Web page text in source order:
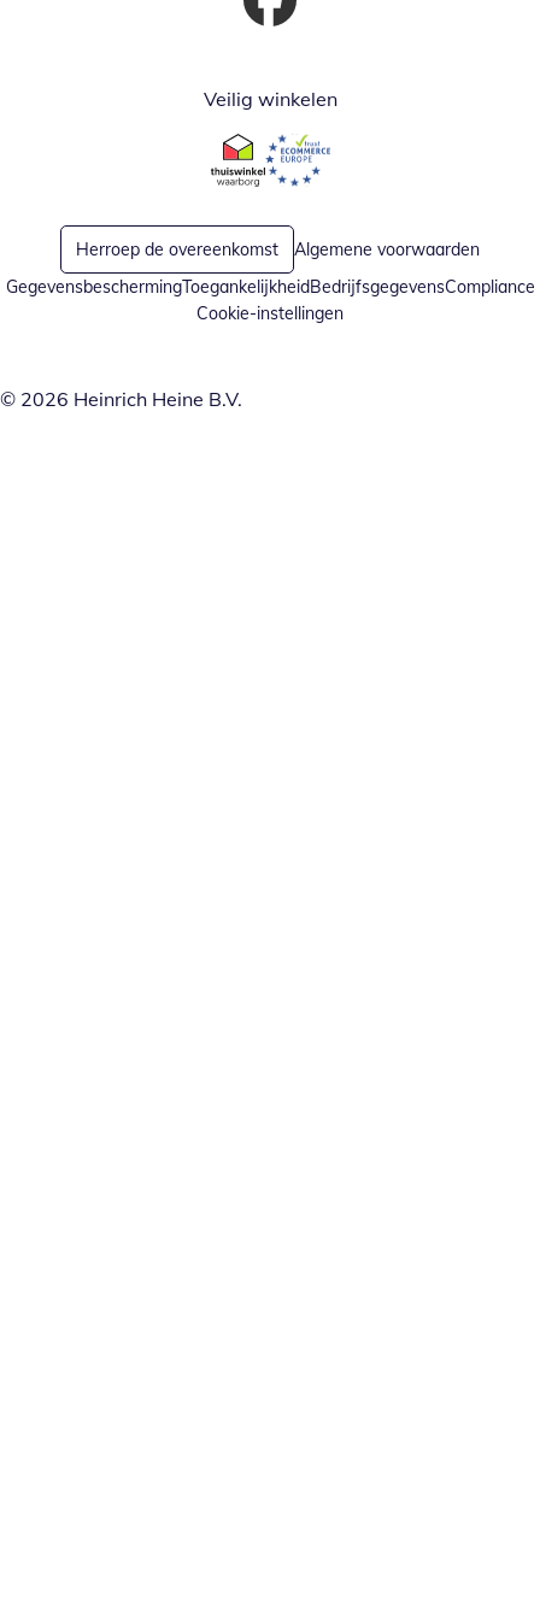
Opent in nieuw venster
Veilig winkelen
Opent in nieuw venster
Opent in nieuw venster
Herroep de overeenkomst
Algemene voorwaarden
GegevensbeschermingToegankelijkheidBedrijfsgegevensCompliance
Cookie-instellingen
© 2026 Heinrich Heine B.V.